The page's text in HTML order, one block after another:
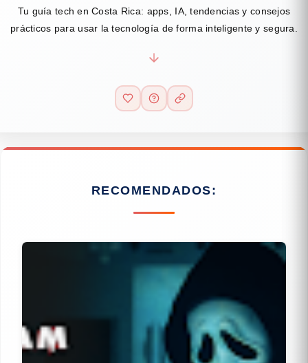
Tu guía tech en Costa Rica: apps, IA, tendencias y consejos
prácticos para usar la tecnología de forma inteligente y segura.
RECOMENDADOS: